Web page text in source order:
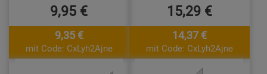
9,95 €
9,35 €
mit Code: CxLyh2Ajne
15,29 €
14,37 €
mit Code: CxLyh2Ajne